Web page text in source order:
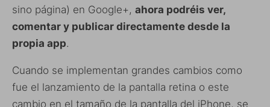
sino página) en Google+, ahora podréis ver,
comentar y publicar directamente desde la
propia app.
Cuando se implementan grandes cambios como
fue el lanzamiento de la pantalla retina o este
cambio en el tamaño de la pantalla del iPhone, se